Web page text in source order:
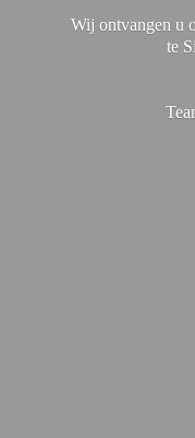
Wij ontvangen u
te